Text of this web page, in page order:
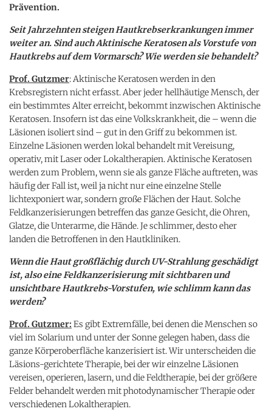
Prävention.
Seit Jahrzehnten steigen Hautkrebserkrankungen immer
weiter an. Sind auch Aktinische Keratosen als Vorstufe von
Hautkrebs auf dem Vormarsch? Wie werden sie behandelt?
Prof. Gutzmer: Aktinische Keratosen werden in den
Krebsregistern nicht erfasst. Aber jeder hellhäutige Mensch, der
ein bestimmtes Alter erreicht, bekommt inzwischen Aktinische
Keratosen. Insofern ist das eine Volkskrankheit, die – wenn die
Läsionen isoliert sind – gut in den Griff zu bekommen ist.
Einzelne Läsionen werden lokal behandelt mit Vereisung,
operativ, mit Laser oder Lokaltherapien. Aktinische Keratosen
werden zum Problem, wenn sie als ganze Fläche auftreten, was
häufig der Fall ist, weil ja nicht nur eine einzelne Stelle
lichtexponiert war, sondern große Flächen der Haut. Solche
Feldkanzerisierungen betreffen das ganze Gesicht, die Ohren,
Glatze, die Unterarme, die Hände. Je schlimmer, desto eher
landen die Betroffenen in den Hautkliniken.
Wenn die Haut großflächig durch UV-Strahlung geschädigt
ist, also eine Feldkanzerisierung mit sichtbaren und
unsichtbare Hautkrebs-Vorstufen, wie schlimm kann das
werden?
Prof. Gutzmer:Es gibt Extremfälle, bei denen die Menschen so
viel im Solarium und unter der Sonne gelegen haben, dass die
ganze Körperoberfläche kanzerisiert ist. Wir unterscheiden die
Läsions-gerichtete Therapie, bei der wir einzelne Läsionen
vereisen, operieren, lasern, und die Feldtherapie, bei der größere
Felder behandelt werden mit photodynamischer Therapie oder
verschiedenen Lokaltherapien.